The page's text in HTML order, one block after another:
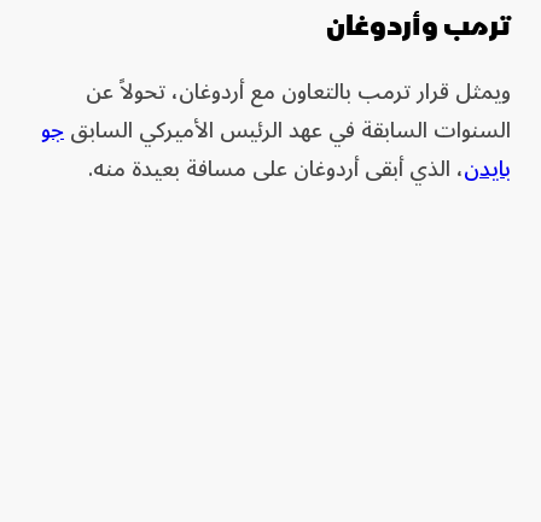
ترمب وأردوغان
ويمثل قرار ترمب بالتعاون مع أردوغان، تحولاً عن
السنوات السابقة في عهد الرئيس الأميركي السابقجو
بايدن، الذي أبقى أردوغان على مسافة بعيدة منه.